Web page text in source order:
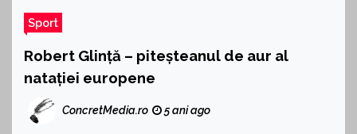
Sport
Robert Glință – piteșteanul de aur al
natației europene
ConcretMedia.ro 5 ani ago